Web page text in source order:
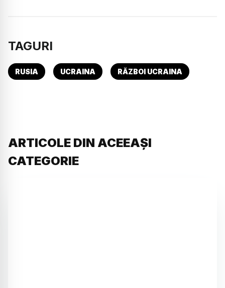
TAGURI
RUSIA UCRAINA RĂZBOI UCRAINA
ARTICOLE DIN ACEEAȘI
CATEGORIE